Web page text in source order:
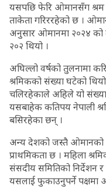
यसपछि फेरि ओमानसँग श्रम
ताकेता गरिररहेको छ ।
अनुसार ओमानमा २०२४ को
२०२ थियो ।
अघिल्लो वर्षको तुलनामा
श्रमिकको संख्या घटेको
चलिरहेकाले अहिले यो
यसबाहेक कतिपय नेपाली
बसिरहेका छन् ।
अन्य देशको जस्तै ओमानको
प्राथमिकता छ । महिला
संसदीय समितिको निर्देशन
यसलाई फुकाउनुपर्ने पक्षमा